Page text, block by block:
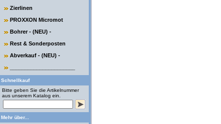
Zierlinen
PROXXON Micromot
Bohrer - (NEU) -
Rest & Sonderposten
Abverkauf - (NEU) -
Schnellkauf
Bitte geben Sie die Artikelnummer
aus unserem Katalog ein.
Mehr über...